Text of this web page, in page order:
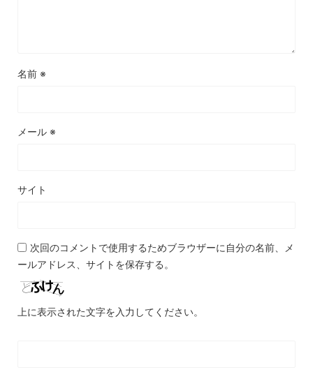
名前 ※
メール ※
サイト
次回のコメントで使用するためブラウザーに自分の名前、メ
ールアドレス、サイトを保存する。
上に表示された文字を入力してください。